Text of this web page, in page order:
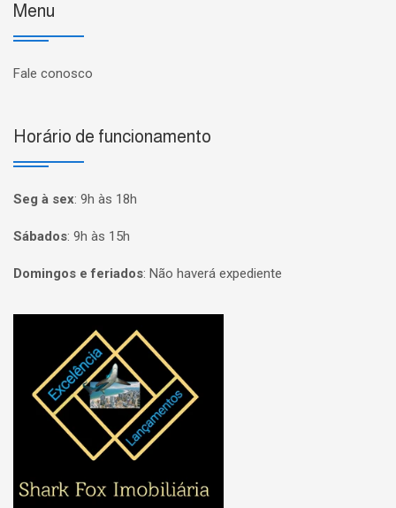
Menu
Fale conosco
Horário de funcionamento
Seg à sex: 9h às 18h
Sábados: 9h às 15h
Domingos e feriados: Não haverá expediente
Página inicial